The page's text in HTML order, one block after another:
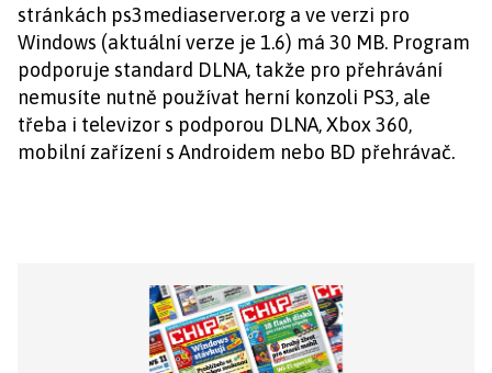
stránkách ps3mediaserver.org a ve verzi pro
Windows (aktuální verze je 1.6) má 30 MB. Program
podporuje standard DLNA, takže pro přehrávání
nemusíte nutně používat herní konzoli PS3, ale
třeba i televizor s podporou DLNA, Xbox 360,
mobilní zařízení s Androidem nebo BD přehrávač.